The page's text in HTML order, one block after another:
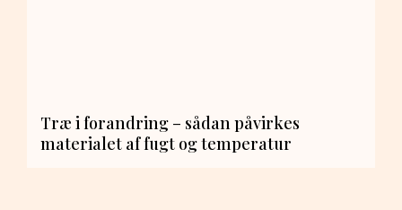
Træ i forandring – sådan påvirkes
materialet af fugt og temperatur